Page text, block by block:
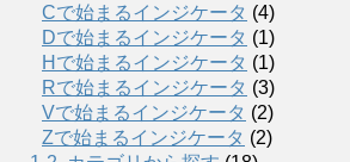
Cで始まるインジケータ (4)
Dで始まるインジケータ (1)
Hで始まるインジケータ (1)
Rで始まるインジケータ (3)
Vで始まるインジケータ (2)
Zで始まるインジケータ (2)